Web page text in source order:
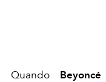
Quando Beyoncé